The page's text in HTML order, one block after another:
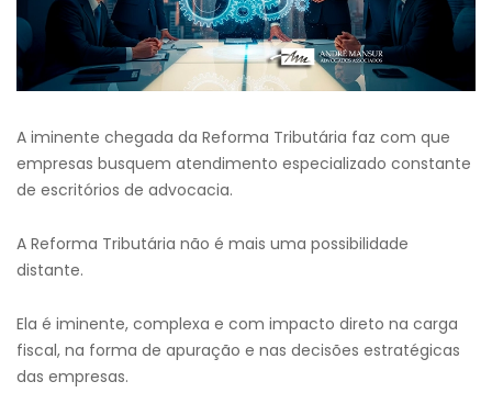
A iminente chegada da Reforma Tributária faz com que
empresas busquem atendimento especializado constante
de escritórios de advocacia.
A Reforma Tributária não é mais uma possibilidade
distante.
Ela é iminente, complexa e com impacto direto na carga
fiscal, na forma de apuração e nas decisões estratégicas
das empresas.